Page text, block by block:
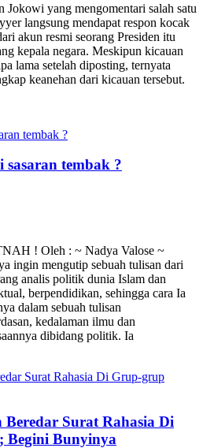
Jokowi yang mengomentari salah satu
langsung mendapat respon kocak
akun resmi seorang Presiden itu
kepala negara. Meskipun kicauan
lama setelah diposting, ternyata
keanehan dari kicauan tersebut.
tembak ?
! Oleh : ~ Nadya Valose ~
ingin mengutip sebuah tulisan dari
analis politik dunia Islam dan
berpendidikan, sehingga cara Ia
dalam sebuah tulisan
kedalaman ilmu dan
dibidang politik. Ia
Surat Rahasia Di
Begini Bunyinya